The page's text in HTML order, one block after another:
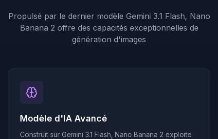
Propulsé par le dernier modèle Gemini 3.1 Flash, Nano
Banana 2 offre des capacités exceptionnelles de
génération d'images
Modèle d'IA Avancé
Construit sur Gemini 3.1 Flash, Nano Banana 2 exploite